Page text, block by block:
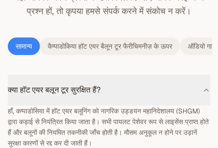
प्रश्न हों, तो कृपया हमसे संपर्क करने में संकोच न करें।
सामान्य कैप्पाडोकिया हॉट एयर बैलून टूर फैरीचिमनीज़ के ऊपर ऑडियो
क्या हॉट एयर बलून टूर सुरक्षित हैं?
हाँ, कप्पाडोसिया में हॉट एयर बलूनिंग को नागरिक उड्डयन महानिदेशालय (SHGM)
द्वारा कड़ाई से नियंत्रित किया जाता है। सभी पायलट पेशेवर रूप से लाइसेंस प्राप्त होते
हैं और बलूनों की नियमित तकनीकी जाँच होती है। मौसम अनुकूल न होने पर उड़ानें
सुरक्षा कारणों से रद्द कर दी जाती हैं।